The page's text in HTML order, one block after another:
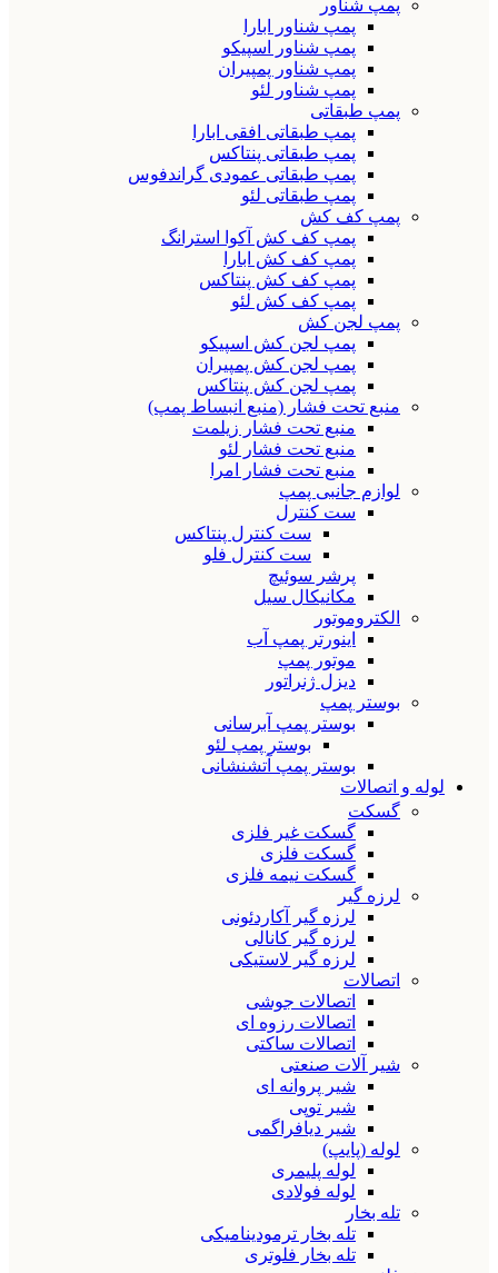
پمپ شناور
پمپ شناور ابارا
پمپ شناور اسپیکو
پمپ شناور پمپیران
پمپ شناور لئو
پمپ طبقاتی
پمپ طبقاتی افقی ابارا
پمپ طبقاتی پنتاکس
پمپ طبقاتی عمودی گراندفوس
پمپ طبقاتی لئو
پمپ کف کش
پمپ کف کش آکوا استرانگ
پمپ کف کش ابارا
پمپ کف کش پنتاکس
پمپ کف کش لئو
پمپ لجن کش
پمپ لجن کش اسپیکو
پمپ لجن کش پمپیران
پمپ لجن کش پنتاکس
منبع تحت فشار (منبع انبساط پمپ)
منبع تحت فشار زیلمت
منبع تحت فشار لئو
منبع تحت فشار امرا
لوازم جانبی پمپ
ست کنترل
ست کنترل پنتاکس
ست کنترل فلو
پرشر سوئیچ
مکانیکال سیل
الکتروموتور
اینورتر پمپ آب
موتور پمپ
دیزل ژنراتور
بوستر پمپ
بوستر پمپ آبرسانی
بوستر پمپ لئو
بوستر پمپ آتشنشانی
لوله و اتصالات
گسکت
گسکت غیر فلزی
گسکت فلزی
گسکت نیمه فلزی
لرزه گیر
لرزه گیر آکاردئونی
لرزه گیر کانالی
لرزه گیر لاستیکی
اتصالات
اتصالات جوشی
اتصالات رزوه ای
اتصالات ساکتی
شیر آلات صنعتی
شیر پروانه ای
شیر توپی
شیر دیافراگمی
لوله (پایپ)
لوله پلیمری
لوله فولادی
تله بخار
تله بخار ترمودینامیکی
تله بخار فلوتری